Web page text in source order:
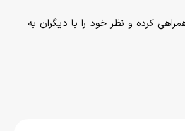
کرده و نظر خود را با دیگران به